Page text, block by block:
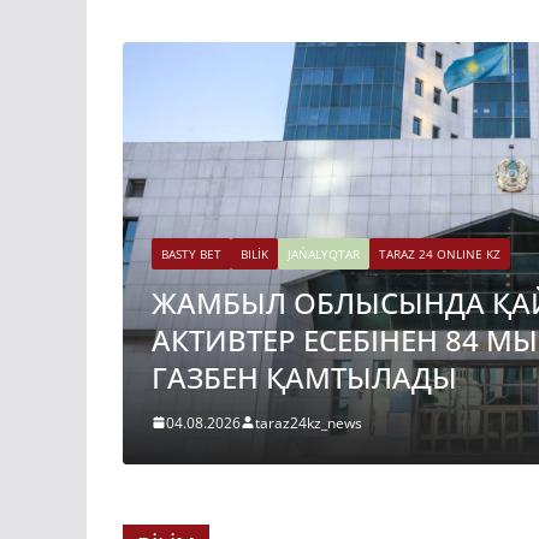
BASTY BET BILİK JAŃALYQTAR TARAZ 24 ONLINE KZ
ЖАМБЫЛ ОБЛЫСЫНДА
АКТИВТЕР ЕСЕБІНЕН 84
ГАЗБЕН ҚАМТЫЛАДЫ
04.08.2026 taraz24kz_news
BASTY BET
TARAZ 24 ONLINE KZ